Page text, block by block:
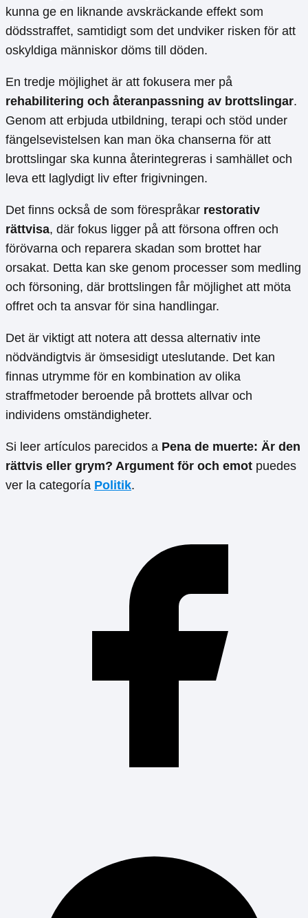
kunna ge en liknande avskräckande effekt som
dödsstraffet, samtidigt som det undviker risken för att
oskyldiga människor döms till döden.
En tredje möjlighet är att fokusera mer på
rehabilitering och återanpassning av brottslingar.
Genom att erbjuda utbildning, terapi och stöd under
fängelsevistelsen kan man öka chanserna för att
brottslingar ska kunna återintegreras i samhället och
leva ett laglydigt liv efter frigivningen.
Det finns också de som förespråkar restorativ
rättvisa, där fokus ligger på att försona offren och
förövarna och reparera skadan som brottet har
orsakat. Detta kan ske genom processer som medling
och försoning, där brottslingen får möjlighet att möta
offret och ta ansvar för sina handlingar.
Det är viktigt att notera att dessa alternativ inte
nödvändigtvis är ömsesidigt uteslutande. Det kan
finnas utrymme för en kombination av olika
straffmetoder beroende på brottets allvar och
individens omständigheter.
Si leer artículos parecidos a Pena de muerte: Är den
rättvis eller grym? Argument för och emot puedes
ver la categoría Politik.